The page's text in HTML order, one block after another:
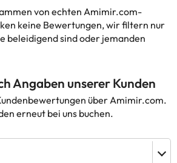
von echten Amimir.com-
keine Bewertungen, wir filtern nur
beleidigend sind oder jemanden
Angaben unserer Kunden
über Amimir.com.
erneut bei uns buchen.